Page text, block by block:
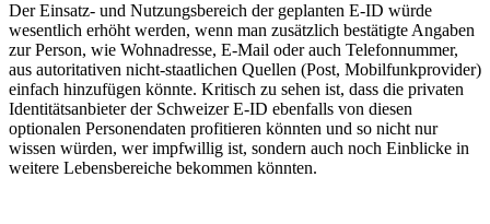
Der Einsatz- und Nutzungsbereich der geplanten E-ID würde
wesentlich erhöht werden, wenn man zusätzlich bestätigte Angaben
zur Person, wie Wohnadresse, E-Mail oder auch Telefonnummer,
aus autoritativen nicht-staatlichen Quellen (Post, Mobilfunkprovider)
einfach hinzufügen könnte. Kritisch zu sehen ist, dass die privaten
Identitätsanbieter der Schweizer E-ID ebenfalls von diesen
optionalen Personendaten profitieren könnten und so nicht nur
wissen würden, wer impfwillig ist, sondern auch noch Einblicke in
weitere Lebensbereiche bekommen könnten.